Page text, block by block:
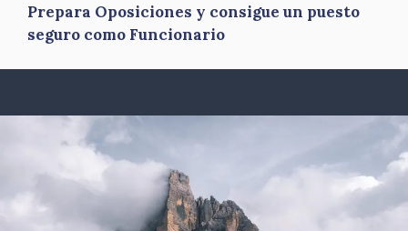
Prepara Oposiciones y consigue un puesto
seguro como Funcionario